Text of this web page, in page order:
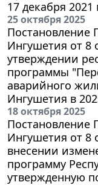
17 декабря 2021
25 октября 2025
Постановление
Ингушетия от 8
утверждении
программы
аварийного
Ингушетия в
18 октября 2025
Постановление
Ингушетия от 8
внесении
программу
утвержденную